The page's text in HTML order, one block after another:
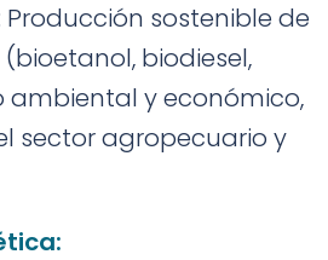
sostenible de
biodiesel,
ambiental y económico,
sector agropecuario y